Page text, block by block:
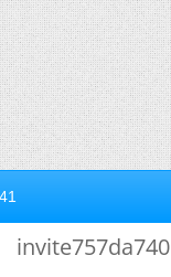
invite757da740